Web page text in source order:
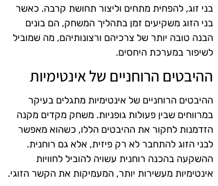
בני זוג, להפחית מתחים וליצור תחושת קרבה. כאשר
בני הזוג משקיעים זמן בתהליך המשחק, הם בונים
הבנה טובה יותר של צרכיהם ורצונותיהם, מה שמוביל
לשיפור במערכת היחסים.
ההיבטים הרוחניים של אינטימיות
ההיבטים הרוחניים של אינטימיות מתגלים בעיקר
במרווחים שבין פעולות גופניות. משחק מקדים מקנה
הזדמנות לחקור את ההיבטים הללו, כשהוא מאפשר
לבני הזוג להתחבר לא רק פיזית, אלא גם רוחנית.
ההשקעה בהכנה רוחנית עשויה להוביל לחוויות
אינטימיות מעשירות יותר, המעמיקות את הקשר הזוגי.